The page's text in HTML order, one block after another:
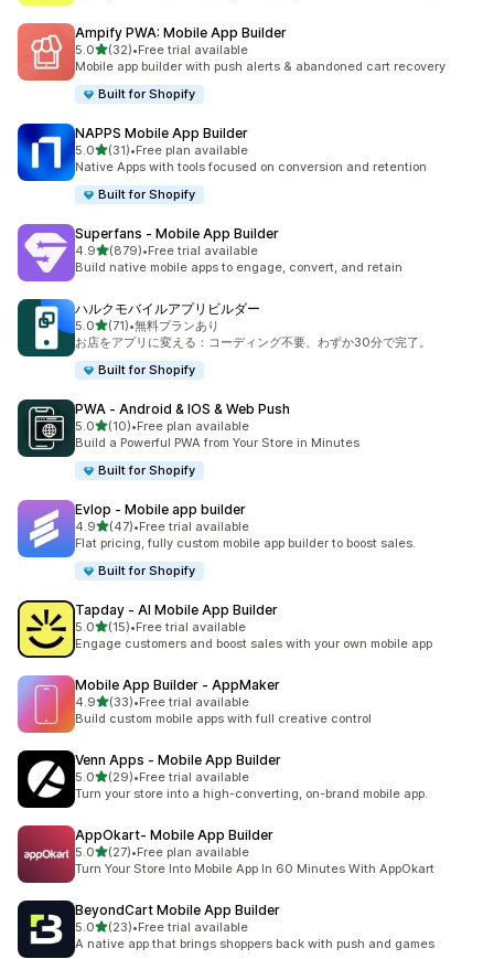
Ampify PWA: Mobile App Builder
5.05つ星中
(32)
合計レビュー数：32件
•Free trial available
Mobile app builder with push alerts & abandoned cart recovery
Built for Shopify
NAPPS Mobile App Builder
5.05つ星中
(31)
合計レビュー数：31件
•Free plan available
Native Apps with tools focused on conversion and retention
Built for Shopify
Superfans ‑ Mobile App Builder
4.95つ星中
(879)
合計レビュー数：879件
•Free trial available
Build native mobile apps to engage, convert, and retain
ハルクモバイルアプリビルダー
5.05つ星中
(71)
合計レビュー数：71件
•無料プランあり
お店をアプリに変える：コーディング不要、わずか30分で完了。
Built for Shopify
PWA ‑ Android & IOS & Web Push
5.05つ星中
(10)
合計レビュー数：10件
•Free plan available
Build a Powerful PWA from Your Store in Minutes
Built for Shopify
Evlop ‑ Mobile app builder
4.95つ星中
(47)
合計レビュー数：47件
•Free trial available
Flat pricing, fully custom mobile app builder to boost sales.
Built for Shopify
Tapday ‑ AI Mobile App Builder
5.05つ星中
(15)
合計レビュー数：15件
•Free trial available
Engage customers and boost sales with your own mobile app
Mobile App Builder ‑ AppMaker
4.95つ星中
(33)
合計レビュー数：33件
•Free trial available
Build custom mobile apps with full creative control
Venn Apps ‑ Mobile App Builder
5.05つ星中
(29)
合計レビュー数：29件
•Free trial available
Turn your store into a high-converting, on-brand mobile app.
AppOkart‑ Mobile App Builder
5.05つ星中
(27)
合計レビュー数：27件
•Free plan available
Turn Your Store Into Mobile App In 60 Minutes With AppOkart
BeyondCart Mobile App Builder
5.05つ星中
(23)
合計レビュー数：23件
•Free trial available
A native app that brings shoppers back with push and games